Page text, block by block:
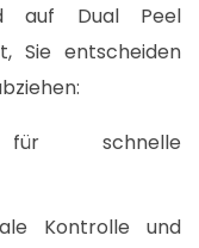
auf Dual Peel
Sie entscheiden
schnelle
Kontrolle und